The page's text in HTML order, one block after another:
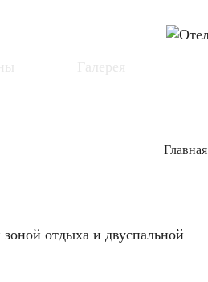
Галерея
Главная
отдыха и двуспальной